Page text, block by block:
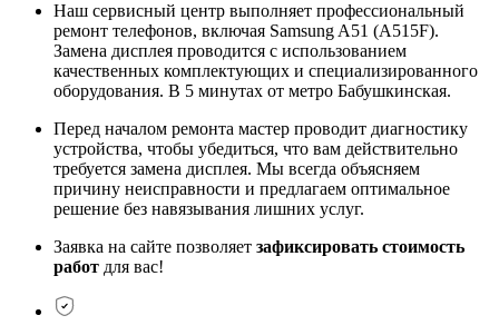
Наш сервисный центр выполняет профессиональный
ремонт телефонов, включая Samsung A51 (A515F).
Замена дисплея проводится с использованием
качественных комплектующих и специализированного
оборудования. В 5 минутах от метро Бабушкинская.
Перед началом ремонта мастер проводит диагностику
устройства, чтобы убедиться, что вам действительно
требуется замена дисплея. Мы всегда объясняем
причину неисправности и предлагаем оптимальное
решение без навязывания лишних услуг.
Заявка на сайте позволяет зафиксировать стоимость
работ для вас!